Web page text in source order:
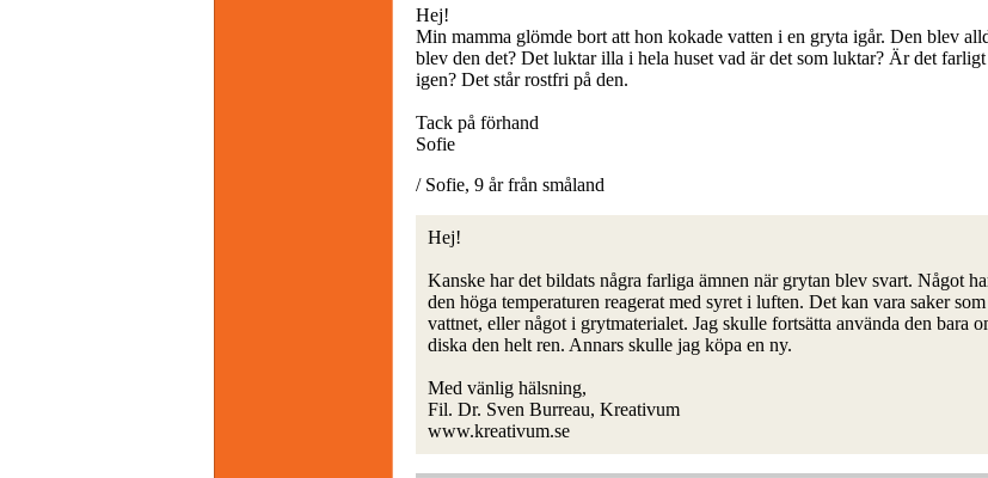
Hej!
Min mamma glömde bort att hon kokade vatten i en gryta igår. Den blev
blev den det? Det luktar illa i hela huset vad är det som luktar? Är det
igen? Det står rostfri på den.
Tack på förhand
Sofie
/ Sofie, 9 år från småland
Hej!
Kanske har det bildats några farliga ämnen när grytan blev svart. Något
den höga temperaturen reagerat med syret i luften. Det kan vara saker
vattnet, eller något i grytmaterialet. Jag skulle fortsätta använda den bara
diska den helt ren. Annars skulle jag köpa en ny.
Med vänlig hälsning,
Fil. Dr. Sven Burreau, Kreativum
www.kreativum.se